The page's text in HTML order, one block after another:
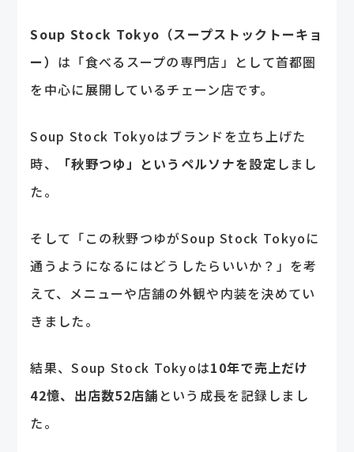
Soup Stock Tokyo（スープストックトーキョ
ー） は「食べるスープの専門店」として首都圏
を中心に展開しているチェーン店です。
Soup Stock Tokyoはブランドを立ち上げた
時、
「秋野つゆ」というペルソナを設定 しまし
た。
そして「この秋野つゆがSoup Stock Tokyoに
通うようになるにはどうしたらいいか？」を考
えて、メニューや店舗の外観や内装を決めてい
きました。
結果、Soup Stock Tokyoは10年で売上だけ
42憶、出店数52店舗 という成長を記録しまし
た。